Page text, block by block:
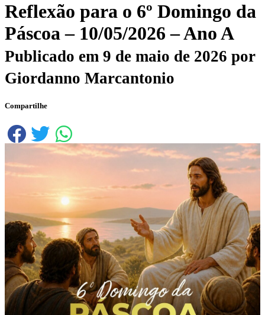
Reflexão para o 6º Domingo da
Páscoa – 10/05/2026 – Ano A
Publicado em 9 de maio de 2026 por
Giordanno Marcantonio
Compartilhe